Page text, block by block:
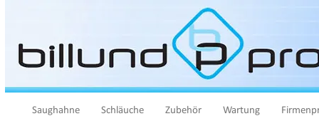
Saughahne Schläuche Zubehör Wartung